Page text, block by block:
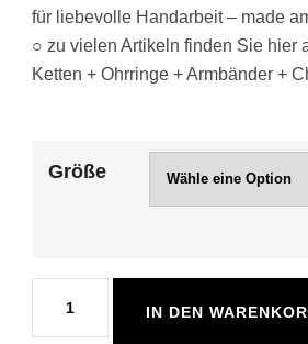
für liebevolle Handarbeit – made
○ zu vielen Artikeln finden Sie hier
Ketten + Ohrringe + Armbänder +
Größe
nur
IN DEN